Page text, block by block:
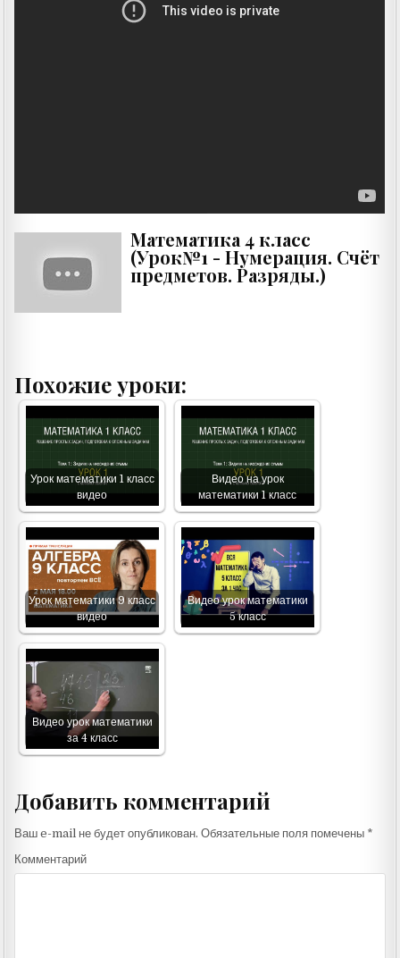
Математика 4 класс
(Урок№1 - Нумерация. Счёт
предметов. Разряды.)
Похожие уроки:
Урок математики 1 класс
видео
Видео на урок
математики 1 класс
Урок математики 9 класс
видео
Видео урок математики
5 класс
Видео урок математики
за 4 класс
Добавить комментарий
Ваш e-mail не будет опубликован. Обязательные поля помечены *
Комментарий